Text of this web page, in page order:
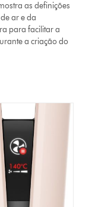
as definições
ar e da
para facilitar a
a criação do